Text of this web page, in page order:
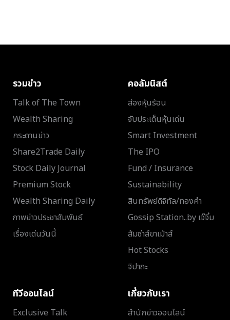
รวมข่าว
Talk of The Town
Wealth Sharing
กระดานข่าว
Share2Trade Daily
Stock Daily Journal
Premium Stock
Wealth Sharing Daily
ภาพข่าวประชาสัมพันธ์
เรื่องเด่นวันนี้
คอลัมนิสต์
ส่องหุ้นร้อน
จับประเด็นหุ้นเด่น
Smart Investment
The IPO
Fund / Insurance
Sustainability
สินทรัพย์ดิจิทัล/ทองคำ
Gossip Station..by เจ๊จิ๋ม
ส้มซ่าส์ขาเม้าส์
Hot Stocks
จิปาถะ
ทีวีออนไลน์
Exclusive Talk
เกี่ยวกับเรา
สำนักข่าวออนไลน์